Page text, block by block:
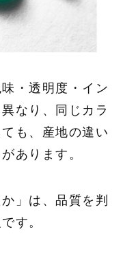
・透明度・イン
なり、同じカラ
も、産地の違い
あります。
」は、品質を判
す。